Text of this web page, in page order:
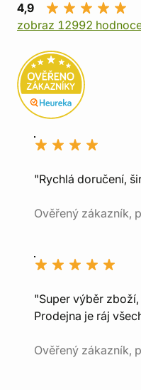
4,9
zobraz 12992
"Rychlá doručení,
Ověřený zákazník,
"Super výběr
Prodejna je ráj
Ověřený zákazník,